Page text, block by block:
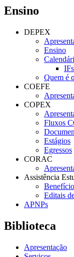
Ensino
DEPEX
Ensino
Quem é
COEFE
COPEX
Fluxos
Estágios
Egressos
CORAC
Assistência
Editais
APNPs
Biblioteca
Apresentação